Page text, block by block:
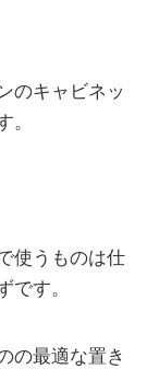
のキャビネッ
。
使うものは仕
です。
の最適な置き